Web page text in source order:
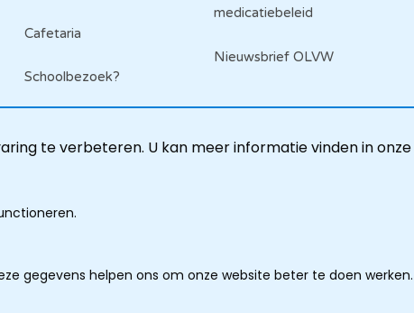
te verbeteren. U kan meer informatie vinden in onze
gegevens helpen ons om onze website beter te doen werken.
Cafetaria
Schoolbezoek?
medicatiebeleid
Nieuwsbrief OLVW